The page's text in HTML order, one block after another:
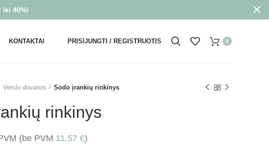
KONTAKTAI PRISIJUNGTI / REGISTRUOTIS 0
Verslo dovanos Sodo įrankių rinkinys
rinkinys
(be PVM 11.57 €)
iki 40%!